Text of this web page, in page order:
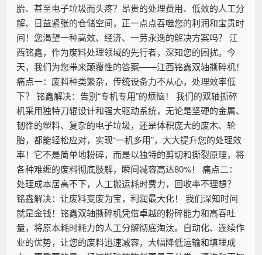
胎、甚至电子垃圾而头疼？昂贵的处理费用、低效的人工分
解、日益紧张的仓储空间，正一点点吞噬您的利润和宝贵时
间！您渴望一种高效、经济、一劳永逸的解决方案吗？ 江
西铭鑫，作为废料处理领域的先行者，深知您的困扰。今
天，我们为您带来颠覆性的答案——江西铭鑫双轴撕碎机！
痛点一：废料种类繁杂，传统设备力不从心，处理效率低
下？ 铭鑫解决：告别“专机专用”的烦恼！ 我们的双轴撕碎
机采用独特刀辊设计和强大驱动系统，无论是坚硬的金属、
韧性的塑料、复杂的电子垃圾，还是体积庞大的废木、轮
胎，都能轻松应对，实现“一机多用”，大大提升您的处理效
率！它不是简单地粉碎，而是以独特的剪切和撕裂原理，将
各种难缠的废料彻底肢解，瞬间减容高达80%！ 痛点二：
处理成本居高不下，人工搬运耗时费力，回收率不理想？
铭鑫解决：让废料变废为宝，利润最大化！ 我们深知时间
就是金钱！铭鑫双轴撕碎机凭借卓越的粉碎能力和高吞吐
量，将原本耗时耗力的人工分解彻底淘汰。自动化、连续作
业的优势，让您的废料迅速减容，大幅降低运输和填埋成